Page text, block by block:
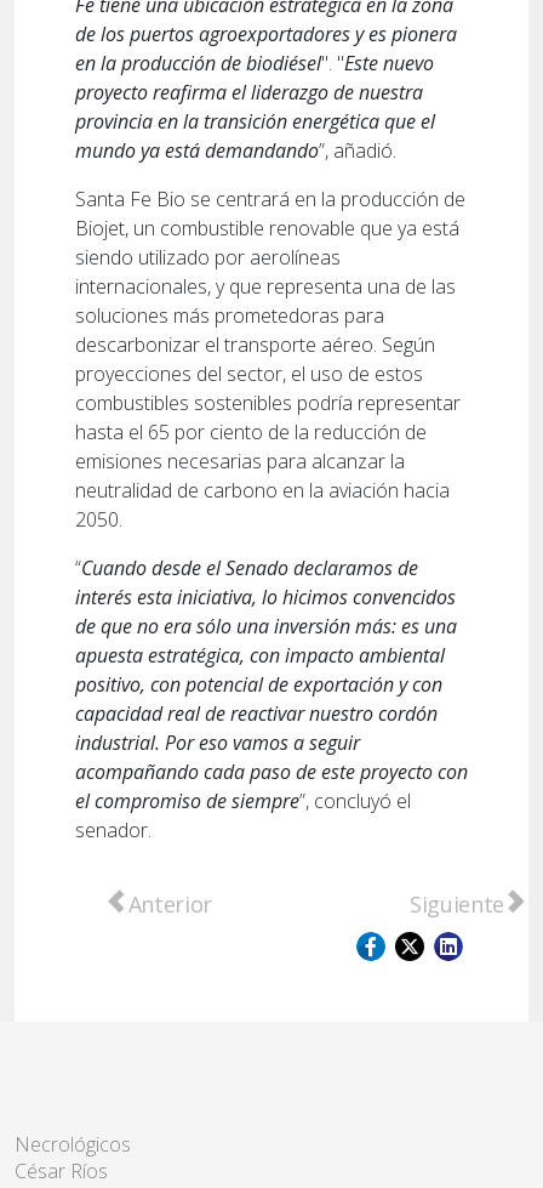
de los puertos agroexportadores y es pionera
en la producción de biodiésel". "Este nuevo
proyecto reafirma el liderazgo de nuestra
provincia en la transición energética que el
mundo ya está demandando”, añadió.
Santa Fe Bio se centrará en la producción de
Biojet, un combustible renovable que ya está
siendo utilizado por aerolíneas
internacionales, y que representa una de las
soluciones más prometedoras para
descarbonizar el transporte aéreo. Según
proyecciones del sector, el uso de estos
combustibles sostenibles podría representar
hasta el 65 por ciento de la reducción de
emisiones necesarias para alcanzar la
neutralidad de carbono en la aviación hacia
2050.
“Cuando desde el Senado declaramos de
interés esta iniciativa, lo hicimos convencidos
de que no era sólo una inversión más: es una
apuesta estratégica, con impacto ambiental
positivo, con potencial de exportación y con
capacidad real de reactivar nuestro cordón
industrial. Por eso vamos a seguir
acompañando cada paso de este proyecto con
el compromiso de siempre”, concluyó el
senador.
Artículo anterior: Abogados del
Anterior Artículo
Siguiente
Necrológicos
César Ríos